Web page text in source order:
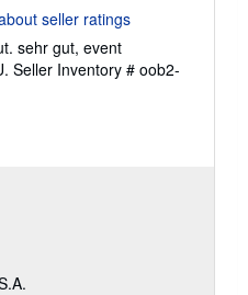
sehr gut, event
Seller Inventory # oob2-